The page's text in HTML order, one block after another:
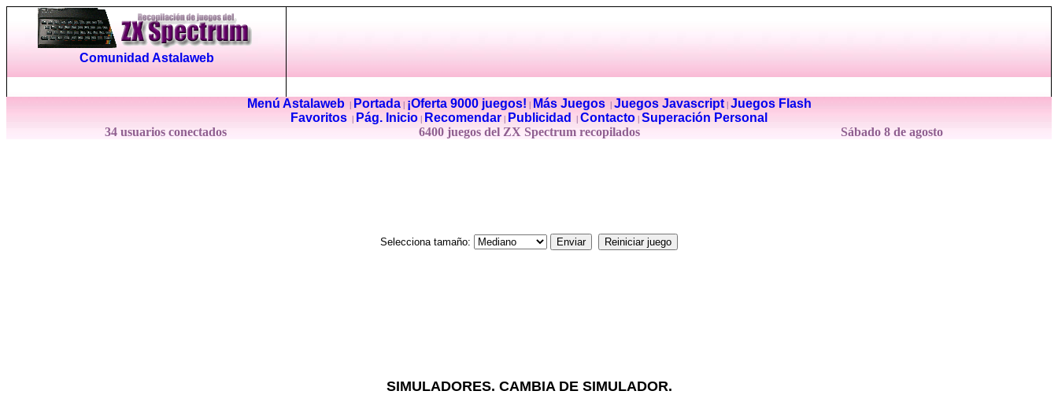
Comunidad Astalaweb
Menú Astalaweb| Portada| ¡Oferta 9000 juegos! Más Juegos| Juegos Javascript| Juegos Flash
Favoritos
Pág. Inicio Recomendar Publicidad Contacto Superación Personal
34 usuarios conectados
6400 juegos del ZX Spectrum recopilados Sábado 8 de agosto
Selecciona tamaño:
SIMULADORES. CAMBIA DE SIMULADOR.